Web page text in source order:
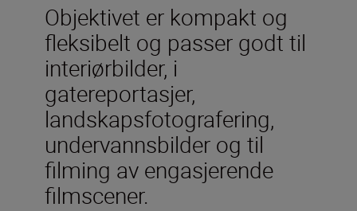
Objektivet er kompakt og
fleksibelt og passer godt til
interiørbilder, i
gatereportasjer,
landskapsfotografering,
undervannsbilder og til
filming av engasjerende
filmscener.